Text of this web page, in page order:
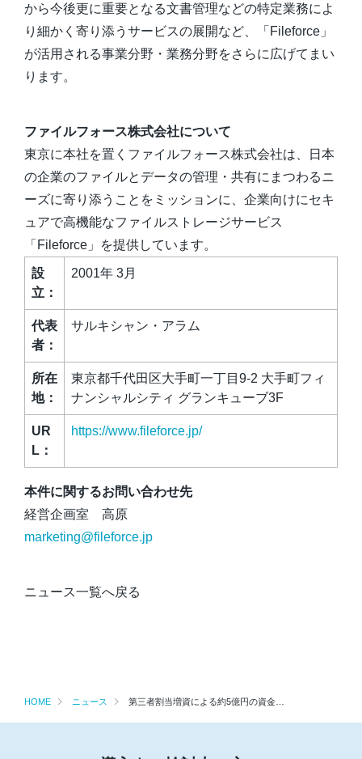
から今後更に重要となる文書管理などの特定業務によ
り細かく寄り添うサービスの展開など、「Fileforce」
が活用される事業分野・業務分野をさらに広げてまい
ります。
ファイルフォース株式会社について
東京に本社を置くファイルフォース株式会社は、日本
の企業のファイルとデータの管理・共有にまつわるニ
ーズに寄り添うことをミッションに、企業向けにセキ
ュアで高機能なファイルストレージサービス
「Fileforce」を提供しています。
設
立：
2001年 3月
代表
者：
サルキシャン・アラム
所在
地：
東京都千代田区大手町一丁目9-2 大手町フィ
ナンシャルシティ グランキューブ3F
UR
L：
https://www.fileforce.jp/
本件に関するお問い合わせ先
経営企画室 高原
marketing@fileforce.jp
ニュース一覧へ戻る
HOME ニュース 第三者割当増資による約5億円の資金調達実施のお知らせ